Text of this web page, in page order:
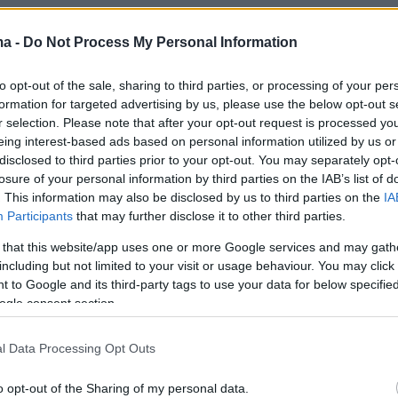
- Do Not Process My Personal Information
opt-out of the sale, sharing to third parties, or processing of your
for targeted advertising by us, please use the below opt-out
selection. Please note that after your opt-out request is processed
interest-based ads based on personal information utilized by us
to third parties prior to your opt-out. You may separately
of your personal information by third parties on the IAB’s list of
This information may also be disclosed by us to third parties on the
Participants that may further disclose it to other third parties.
that this website/app uses one or more Google services and may
but not limited to your visit or usage behaviour. You may
to Google and its third-party tags to use your data for below
consent section.
Data Processing Opt Outs
opt-out of the Sharing of my personal data.
να κλείνει
του πανεπιστημιακού ασύλου θα κριθεί στην πράξη
εγρήγορση, ψυχραιμία και αποτελεσματική συνεργασία
από πλευράς πολιτείας και πανεπιστημίου»,
ο Ανδρέας Μπουντουβής
στην ΑΣΟΕΕ για να
το άσυλο» λέει ο φοιτητής
μετά τα επεισόδια
των φοιτητών στο Οικονομικό Πανεπιστήμιο -
του δεν του επέτρεπαν να επικοινωνήσει με
43